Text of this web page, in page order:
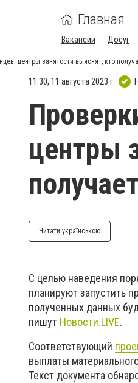
Главная
Вакансии Досуг
центры занятости выяснят, кто
11:30, 11 августа 2023 г.
центры
Читати українською
С целью наведения
планируют запустить
полученных данных
пишут Новости.LIVE.
Соответствующий
выплаты
Текст документа